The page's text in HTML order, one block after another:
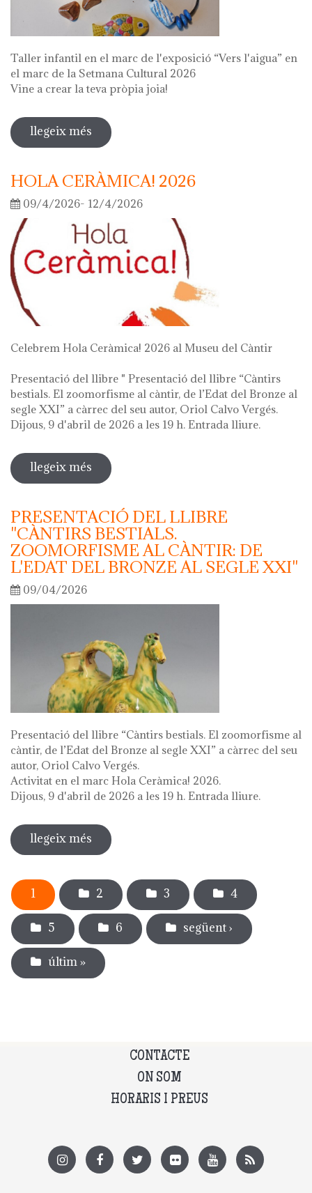
Taller infantil en el marc de l'exposició “Vers l'aigua” en
el marc de la Setmana Cultural 2026
Vine a crear la teva pròpia joia!
llegeix més sobre fes la teva joia!
HOLA CERÀMICA! 2026
09/4/2026- 12/4/2026
Celebrem Hola Ceràmica! 2026 al Museu del Càntir
Presentació del llibre " Presentació del llibre “Càntirs
bestials. El zoomorfisme al càntir, de l’Edat del Bronze al
segle XXI” a càrrec del seu autor, Oriol Calvo Vergés.
Dijous, 9 d'abril de 2026 a les 19 h. Entrada lliure.
llegeix més sobre hola ceràmica! 2026
PRESENTACIÓ DEL LLIBRE
"CÀNTIRS BESTIALS.
ZOOMORFISME AL CÀNTIR: DE
L'EDAT DEL BRONZE AL SEGLE XXI"
09/04/2026
Presentació del llibre “Càntirs bestials. El zoomorfisme al
càntir, de l’Edat del Bronze al segle XXI” a càrrec del seu
autor, Oriol Calvo Vergés.
Activitat en el marc Hola Ceràmica! 2026.
Dijous, 9 d'abril de 2026 a les 19 h. Entrada lliure.
llegeix més sobre presentació del llibre "càntirs
bestials. zoomorfisme al càntir: de
Pàgines
1 2 3 4
5 6 següent ›
últim »
CONTACTE
ON SOM
HORARIS I PREUS